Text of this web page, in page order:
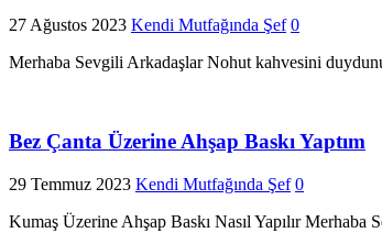
27 Ağustos 2023 Kendi Mutfağında Şef 0
Merhaba Sevgili Arkadaşlar Nohut kahvesini
Bez Çanta Üzerine Ahşap Baskı Yaptım
29 Temmuz 2023 Kendi Mutfağında Şef 0
Kumaş Üzerine Ahşap Baskı Nasıl Yapılır